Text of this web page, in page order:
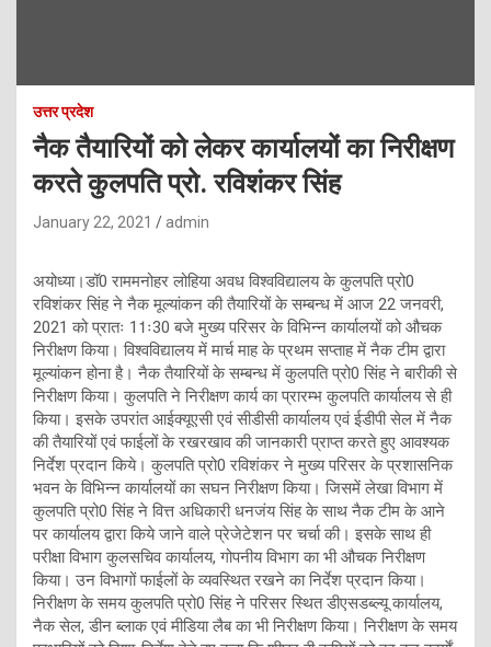
उत्तर प्रदेश
नैक तैयारियों को लेकर कार्यालयों का निरीक्षण
करते कुलपति प्रो. रविशंकर सिंह
January 22, 2021 admin
अयोध्या।डॉ0 राममनोहर लोहिया अवध विश्वविद्यालय के कुलपति प्रो0
रविशंकर सिंह ने नैक मूल्यांकन की तैयारियों के सम्बन्ध में आज 22 जनवरी,
2021 को प्रातः 11ः30 बजे मुख्य परिसर के विभिन्न कार्यालयों को औचक
निरीक्षण किया। विश्वविद्यालय में मार्च माह के प्रथम सप्ताह में नैक टीम द्वारा
मूल्यांकन होना है। नैक तैयारियों के सम्बन्ध में कुलपति प्रो0 सिंह ने बारीकी से
निरीक्षण किया। कुलपति ने निरीक्षण कार्य का प्रारम्भ कुलपति कार्यालय से ही
किया। इसके उपरांत आईक्यूएसी एवं सीडीसी कार्यालय एवं ईडीपी सेल में नैक
की तैयारियों एवं फाईलों के रखरखाव की जानकारी प्राप्त करते हुए आवश्यक
निर्देश प्रदान किये। कुलपति प्रो0 रविशंकर ने मुख्य परिसर के प्रशासनिक
भवन के विभिन्न कार्यालयों का सघन निरीक्षण किया। जिसमें लेखा विभाग में
कुलपति प्रो0 सिंह ने वित्त अधिकारी धनजंय सिंह के साथ नैक टीम के आने
पर कार्यालय द्वारा किये जाने वाले प्रेजेटेशन पर चर्चा की। इसके साथ ही
परीक्षा विभाग कुलसचिव कार्यालय, गोपनीय विभाग का भी औचक निरीक्षण
किया। उन विभागों फाईलों के व्यवस्थित रखने का निर्देश प्रदान किया।
निरीक्षण के समय कुलपति प्रो0 सिंह ने परिसर स्थित डीएसडब्ल्यू कार्यालय,
नैक सेल, डीन ब्लाक एवं मीडिया लैब का भी निरीक्षण किया। निरीक्षण के समय